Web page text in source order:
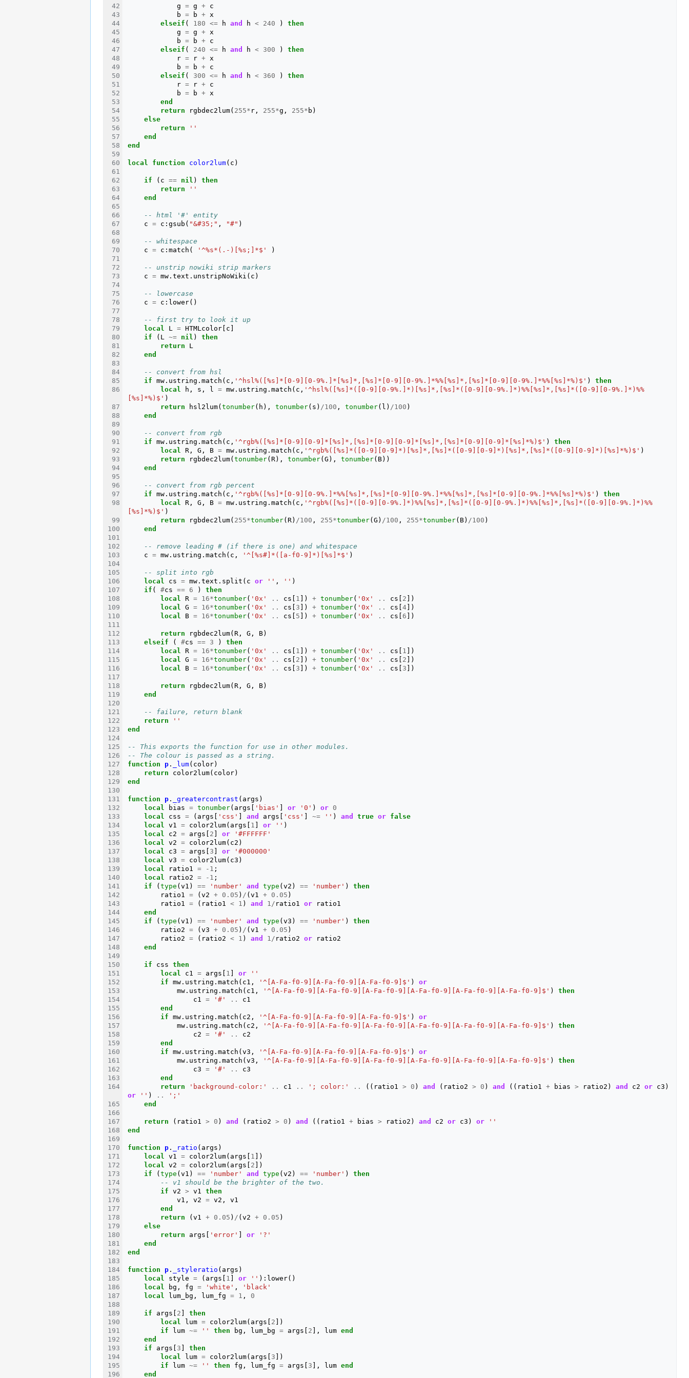
g = g +
c
b = b +
x
elseif ( 180 <= h and h < 240 )
then
g = g +
x
b = b +
c
elseif ( 240 <= h and h < 300 )
then
r = r +
x
b = b +
c
elseif ( 300 <= h and h < 360 )
then
r = r +
c
b = b +
x
end
return
rgbdec2lum( 255* r, 255*g , 255* b )
else
return
''
end
end
local function color2lum( c )
if ( c == nil )
then
return
''
end
-- html '#' entity
c = c : gsub ( "&#35;" , "#" )
-- whitespace
c = c : match ( '^%s*(.-)[%s;]*$' )
-- unstrip nowiki strip markers
c = mw. text . unstripNoWiki ( c )
-- lowercase
c = c : lower()
-- first try to look it up
local
L = HTMLcolor[ c
if
( L ~= nil )
then
return
L
end
-- convert from hsl
if mw. ustring . match ( c , '^hsl%([%s]*[0-9][0-9%.]*[%s]*,[%s]*[0-9][0-9%.]*%%[%s]*,[%s]*[0-9][0-9%.]*%%[%s]*%)$' )
then
local
h , s , l = mw. ustring . match ( c , '^hsl%([%s]*([0-9][0-9%.]*)[%s]*,[%s]*([0-9][0-9%.]*)%%[%s]*,[%s]*([0-9][0-9%.]*)%%
[%s]*%)$' )
return
hsl2lum( tonumber( h ), tonumber( s ) /100 , tonumber( l ) /100 )
end
-- convert from rgb
if mw. ustring . match ( c , '^rgb%([%s]*[0-9][0-9]*[%s]*,[%s]*[0-9][0-9]*[%s]*,[%s]*[0-9][0-9]*[%s]*%)$' )
then
local
R, G , B = mw. ustring . match ( c , '^rgb%([%s]*([0-9][0-9]*)[%s]*,[%s]*([0-9][0-9]*)[%s]*,[%s]*([0-9][0-9]*)[%s]*%)$' )
return
rgbdec2lum( tonumber( R), tonumber( G ), tonumber( B))
end
-- convert from rgb percent
if mw. ustring . match ( c , '^rgb%([%s]*[0-9][0-9%.]*%%[%s]*,[%s]*[0-9][0-9%.]*%%[%s]*,[%s]*[0-9][0-9%.]*%%[%s]*%)$' )
then
local
R, G , B = mw. ustring . match ( c , '^rgb%([%s]*([0-9][0-9%.]*)%%[%s]*,[%s]*([0-9][0-9%.]*)%%[%s]*,[%s]*([0-9][0-9%.]*)%%
[%s]*%)$' )
return
rgbdec2lum( 255*tonumber( R) /100 , 255*tonumber( G ) /100 , 255*tonumber( B) /100 )
end
-- remove leading # (if there is one) and whitespace
c = mw. ustring . match ( c , '^[%s#]*([a-f0-9]*)[%s]*$' )
-- split into rgb
local
cs = mw. text . split ( c or '' , '' )
if ( #cs == 6 )
then
local
R = 16*tonumber( '0x' .. cs 1 ]) + tonumber( '0x' .. cs 2 ])
local
G = 16*tonumber( '0x' .. cs 3 ]) + tonumber( '0x' .. cs 4])
local
B = 16*tonumber( '0x' .. cs 5 ]) + tonumber( '0x' .. cs 6 ])
return rgbdec2lum( R, G , B)
elseif
( #cs == 3 )
then
local
R = 16*tonumber( '0x' .. cs 1 ]) + tonumber( '0x' .. cs 1
])
local
G = 16*tonumber( '0x' .. cs 2 ]) + tonumber( '0x' .. cs 2 ])
local
B = 16*tonumber( '0x' .. cs 3 ]) + tonumber( '0x' .. cs 3 ])
return rgbdec2lum( R, G , B)
end
-- failure, return blank
return
''
end
-- This exports the function for use in other modules.
-- The colour is passed as a string.
function
p. _lum( color)
return
color2lum( color)
end
function p. _greatercontrast ( args )
local
bias = tonumber( args 'bias' or '0' ) or
0
local
css = ( args 'css' and args 'css' ~= '' ) and true or
false
local
v1 = color2lum( args 1 or '' )
local
c2 = args 2 or
'#FFFFFF'
local
v2 = color2lum( c2 )
local
c3 = args 3 or
'#000000'
local
v3 = color2lum( c3 )
local
ratio1 = - 1 ;
local
ratio2 = - 1 ;
if
( type ( v1 ) == 'number' and type ( v2 ) == 'number' )
then
ratio1
= ( v2 + 0.05 ) / ( v1 + 0.05 )
ratio1
= ( ratio1 < 1 ) and 1 / ratio1 or
ratio1
end
if
( type ( v1 ) == 'number' and type ( v3 ) == 'number' )
then
ratio2 = ( v3 + 0.05 ) / ( v1 + 0.05 )
ratio2 = ( ratio2 < 1 ) and 1 / ratio2 or
ratio2
end
if css then
local
c1 = args 1 or
''
if mw. ustring . match ( c1 , '^[A-Fa-f0-9][A-Fa-f0-9][A-Fa-f0-9]$' )
or
mw. ustring . match ( c1 , '^[A-Fa-f0-9][A-Fa-f0-9][A-Fa-f0-9][A-Fa-f0-9][A-Fa-f0-9][A-Fa-f0-9]$' )
then
c1
= '#' ..
c1
end
if mw. ustring . match ( c2 , '^[A-Fa-f0-9][A-Fa-f0-9][A-Fa-f0-9]$' )
or
mw. ustring . match ( c2 , '^[A-Fa-f0-9][A-Fa-f0-9][A-Fa-f0-9][A-Fa-f0-9][A-Fa-f0-9][A-Fa-f0-9]$' )
then
c2 = '#' ..
c2
end
if mw. ustring . match ( v3 , '^[A-Fa-f0-9][A-Fa-f0-9][A-Fa-f0-9]$' )
or
mw. ustring . match ( v3 , '^[A-Fa-f0-9][A-Fa-f0-9][A-Fa-f0-9][A-Fa-f0-9][A-Fa-f0-9][A-Fa-f0-9]$' )
then
c3 = '#' ..
c3
end
return
'background-color:' .. c1 .. '; color:' .. (( ratio1 > 0 ) and ( ratio2 > 0 ) and (( ratio1 + bias > ratio2 ) and c2 or c3 )
or
'' ) ..
';'
end
return ( ratio1 > 0 ) and ( ratio2 > 0 ) and (( ratio1 + bias > ratio2 ) and c2 or c3 ) or
''
end
function p. _ratio ( args )
local
v1 = color2lum( args 1
])
local
v2 = color2lum( args 2 ])
if
( type ( v1 ) == 'number' and type ( v2 ) == 'number' )
then
-- v1 should be the brighter of the two.
if v2 > v1
then
v1 , v2 = v2 ,
v1
end
return
( v1 + 0.05 ) / ( v2 + 0.05 )
else
return
args 'error' or
'?'
end
end
function p. _styleratio ( args )
local
style = ( args 1 or '' ): lower()
local
bg , fg = 'white' ,
'black'
local
lum_bg , lum_fg = 1 , 0
if args 2
then
local
lum = color2lum( args 2 ])
if
lum ~= '' then bg , lum_bg = args 2 ], lum end
end
if
args 3
then
local
lum = color2lum( args 3 ])
if
lum ~= '' then fg , lum_fg = args 3 ], lum end
end